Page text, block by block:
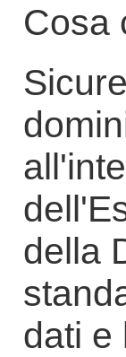
Cosa
della
dati e